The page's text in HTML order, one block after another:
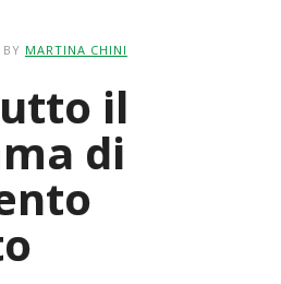
BY MARTINA CHINI
il
di